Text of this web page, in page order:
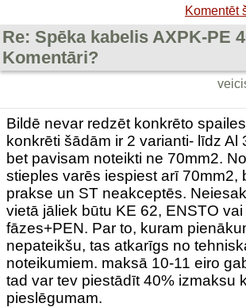
Komentēt
Re: Spēka kabelis AXPK-PE
Komentāri?
Bildē nevar redzēt konkrēto
konkrēti šādām ir 2 varianti- līdz Al
bet pavisam noteikti ne 70mm2.
stieples varēs iespiest arī 70mm2,
prakse un ST neakceptēs.
vietā jāliek būtu KE 62, ENSTO
fāzes+PEN. Par to, kuram
nepateikšu, tas atkarīgs no
noteikumiem. maksā 10-11 eiro
tad var tev piestādīt 40% izmaksu
pieslēgumam.